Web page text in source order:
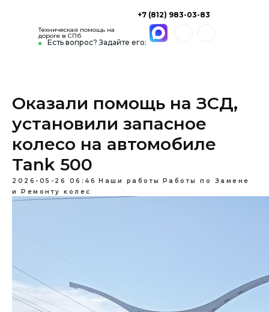
Есть вопрос? Задайте его:
+7 (812) 983-03-83
Техническая помощь на
дороге в СПб
Оказали помощь на ЗСД,
установили запасное
колесо на автомобиле
Tank 500
2026-05-26 06:46 Наши работы
Работы по Замене
и Ремонту колес